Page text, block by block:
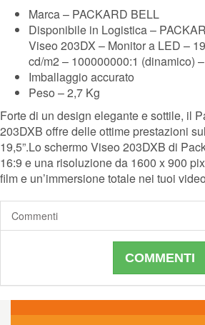
Marca – PACKARD BELL
Disponibile in Logistica –
Viseo 203DX – Monitor a LED –
cd/m2 – 100000000:1 (dinamico)
Imballaggio accurato
Peso – 2,7 Kg
Forte di un design elegante e sottile, il
203DXB offre delle ottime prestazioni
19,5”.Lo schermo Viseo 203DXB di
16:9 e una risoluzione da 1600 x 900
film e un’immersione totale nei tuoi
Commenti
COMMENTI